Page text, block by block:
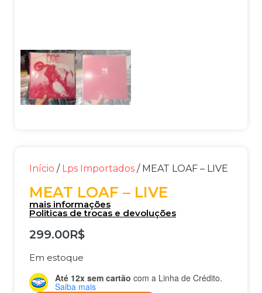
Início / Lps Importados / MEAT LOAF – LIVE
MEAT LOAF – LIVE
mais informações
Politicas de trocas e devoluções
299.00R$
Em estoque
Até 12x sem cartão com a Linha de Crédito.
Saiba mais